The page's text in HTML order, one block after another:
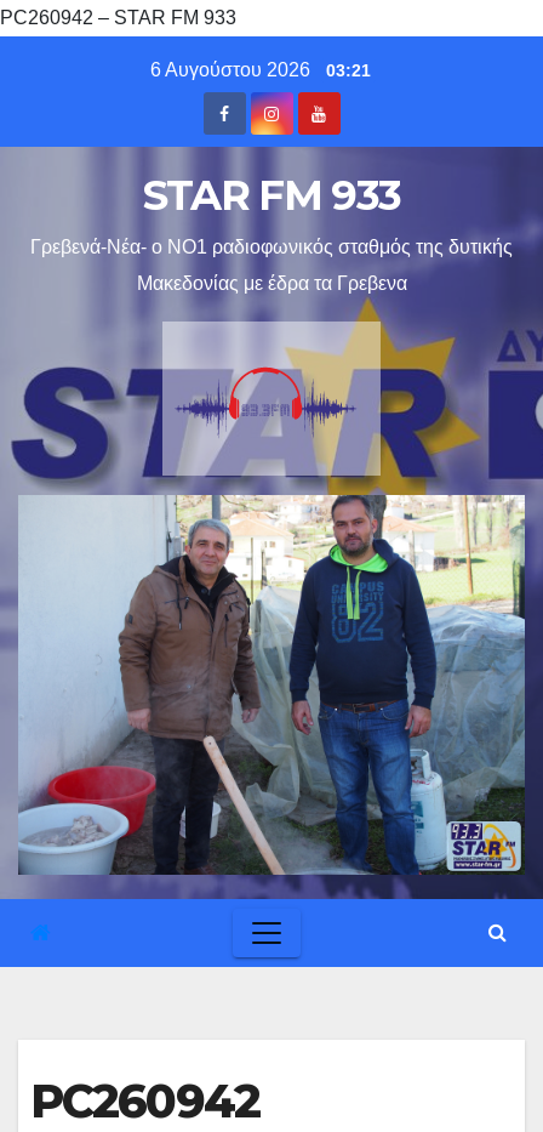
PC260942 – STAR FM 933
6 Αυγούστου 2026 03:21
STAR FM 933
Γρεβενά-Νέα- ο ΝΟ1 ραδιοφωνικός σταθμός της δυτικής
Μακεδονίας με έδρα τα Γρεβενα
PC260942